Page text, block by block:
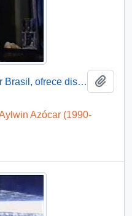
Presidente Aylwin en gira por Brasil, ofrece discurso : video
Azócar (1990-